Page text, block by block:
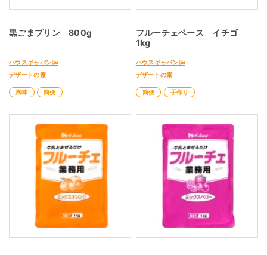
黒ごまプリン 800g
ハウスギャバン㈱
デザートの素
風味 簡便
フルーチェベース イチゴ
1kg
ハウスギャバン㈱
デザートの素
簡便 手作り